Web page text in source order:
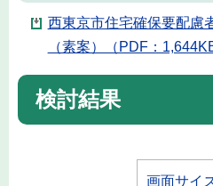
西東京市住宅確保要配慮
（素案）（PDF：
検討結果
画面サイ